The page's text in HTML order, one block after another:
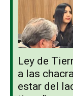
Ley de
a las
estar del